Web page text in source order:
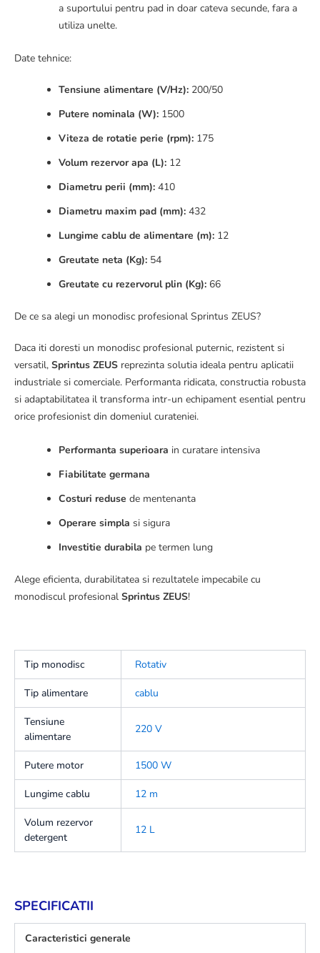
a suportului pentru pad in doar cateva secunde, fara a
utiliza unelte.
Date tehnice:
Tensiune alimentare (V/Hz): 200/50
Putere nominala (W): 1500
Viteza de rotatie perie (rpm): 175
Volum rezervor apa (L): 12
Diametru perii (mm): 410
Diametru maxim pad (mm): 432
Lungime cablu de alimentare (m): 12
Greutate neta (Kg): 54
Greutate cu rezervorul plin (Kg): 66
De ce sa alegi un monodisc profesional Sprintus ZEUS?
Daca iti doresti un monodisc profesional puternic, rezistent si
versatil, Sprintus ZEUS reprezinta solutia ideala pentru aplicatii
industriale si comerciale. Performanta ridicata, constructia robusta
si adaptabilitatea il transforma intr-un echipament esential pentru
orice profesionist din domeniul curateniei.
Performanta superioara in curatare intensiva
Fiabilitate germana
Costuri reduse de mentenanta
Operare simpla si sigura
Investitie durabila pe termen lung
Alege eficienta, durabilitatea si rezultatele impecabile cu
monodiscul profesional Sprintus ZEUS!
Tip monodisc Rotativ
Tip alimentare cablu
Tensiune
alimentare
220 V
Putere motor 1500 W
Lungime cablu 12 m
Volum rezervor
detergent
12 L
SPECIFICATII
Caracteristici generale